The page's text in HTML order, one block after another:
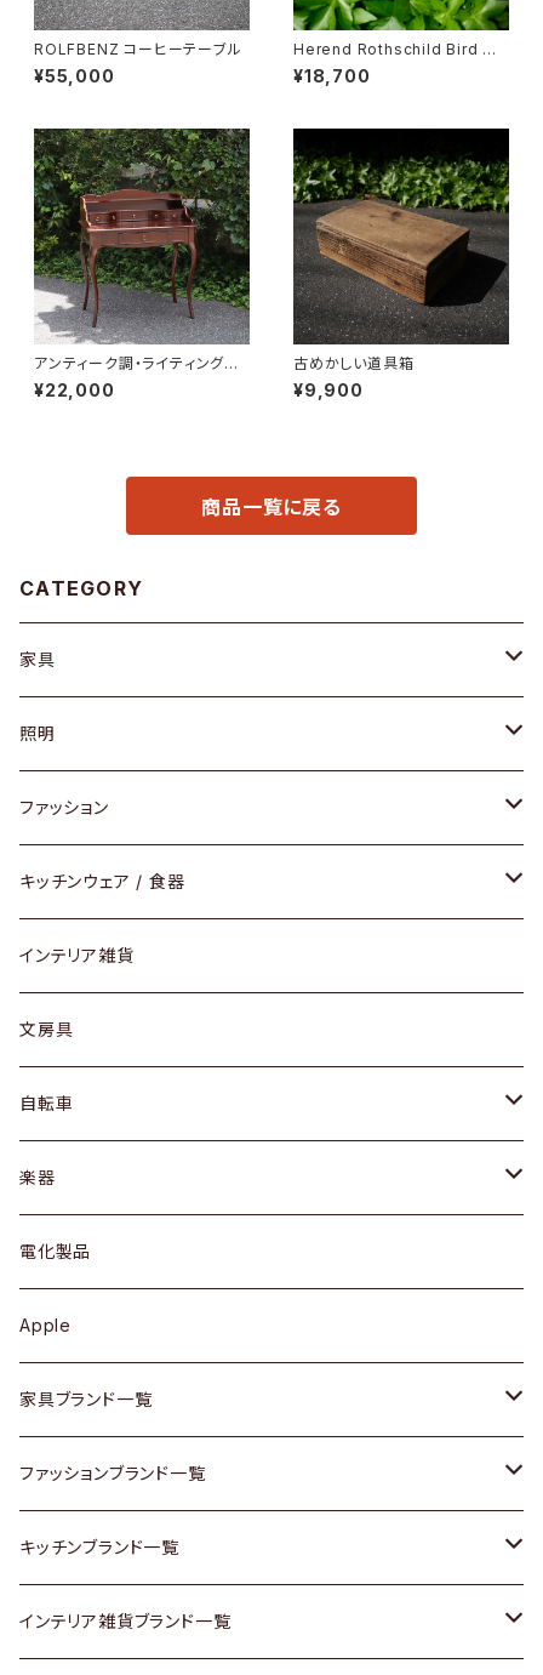
ROLFBENZ コーヒーテーブル
¥55,000
Herend Rothschild Bird ハ
ンドル付ケーキプレート
¥18,700
アンティーク調・ライティングデ
スク
¥22,000
古めかしい道具箱
¥9,900
商品一覧に戻る
CATEGORY
家具
ソファ / ベンチ
チェア / スツール
ダイニングセット / ダイニングテーブル
ローテーブル / サイドテーブル
デスク / コンソール
ドレッサー
シェルフ
キュリオケース / 飾り棚
カップボード / 食器棚
チェスト
その他家具
Vintageヴィンテージ / Antiqueアンティーク
Designers / デザイナーズ
照明
ペンダントライト
テーブルランプ / デスクスタンド
フロアライト
ファッション
アクセサリー
リング
ピアス / イヤリング
財布
バッグ
アウター
トップス
ワンピース
ボトムス
靴
スカーフ
腕時計
Vintage / ヴィンテージ
キッチンウェア / 食器
グラス / タンブラー
カップ / マグ
プレート / ボウル
カトラリー
ケトル / ティーポット
鍋 / フライパン
Vintage / ヴィンテージ
銀製品
和物 / 作家物
その他キッチン雑貨
インテリア雑貨
文房具
自転車
dahon
楽器
ギター
ベース
その他楽器
電化製品
Apple
家具ブランド一覧
ACME Furniture / アクメ ファニチャー
ACTUS / アクタス
arflex / アルフレックス
ファッションブランド一覧
agnes b / アニエス ベー
BALLY / バリー
キッチンブランド一覧
ARABIA / アラビア
インテリア雑貨ブランド一覧